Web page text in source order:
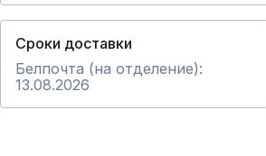
Сроки доставки
Белпочта (на отделение):
13.08.2026